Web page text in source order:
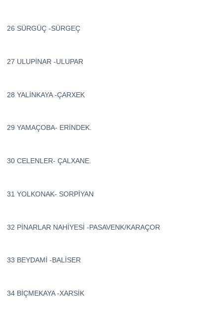
26 SÜRGÜÇ -SÜRGEÇ
27 ULUPİNAR -ULUPAR
28 YALİNKAYA -ÇARXEK
29 YAMAÇOBA- ERİNDEK.
30 CELENLER- ÇALXANE.
31 YOLKONAK- SORPİYAN
32 PİNARLAR NAHİYESİ -PASAVENK/KARAÇOR
33 BEYDAMİ -BALİSER
34 BİÇMEKAYA -XARSİK